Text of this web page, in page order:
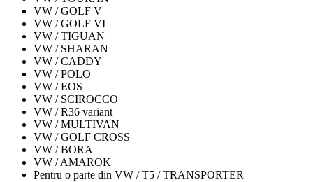
VW / GOLF V
VW / GOLF VI
VW / TIGUAN
VW / SHARAN
VW / CADDY
VW / POLO
VW / EOS
VW / SCIROCCO
VW / R36 variant
VW / MULTIVAN
VW / GOLF CROSS
VW / BORA
VW / AMAROK
Pentru o parte din VW / T5 / TRANSPORTER